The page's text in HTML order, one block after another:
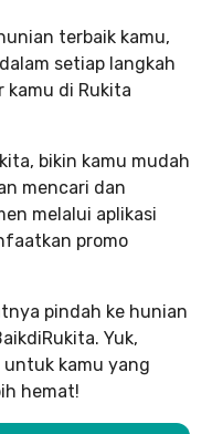
terbaik kamu,
setiap langkah
kamu di Rukita
bikin kamu mudah
mencari dan
melalui aplikasi
promo
pindah ke hunian
Yuk,
untuk kamu yang
hemat!